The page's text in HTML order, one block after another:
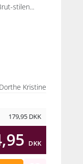
stilen...
Dorthe Kristine
179,95 DKK
DKK